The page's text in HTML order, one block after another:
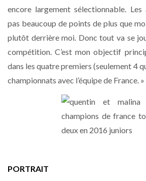
encore largement sélectionnable. Les
pas beaucoup de points de plus que
plutôt derrière moi. Donc tout va se
compétition. C’est mon objectif
dans les quatre premiers (seulement 4
championnats avec l’équipe de France. »
PORTRAIT